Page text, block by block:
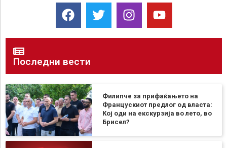
Последни вести
Филипче за прифаќањето на
Францускиот предлог од власта:
Кој оди на екскурзија во лето, во
Брисел?